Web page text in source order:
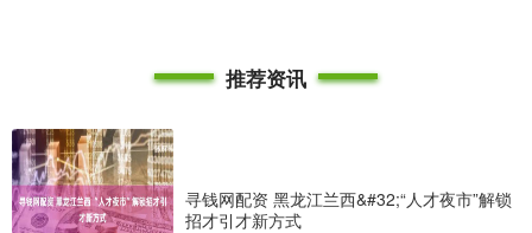
推荐资讯
寻钱网配资 黑龙江兰西&#32;“人才夜市”解锁
招才引才新方式